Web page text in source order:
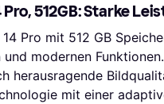
512GB: Starke
Pro mit 512 GB
modernen
herausragende
mit einer